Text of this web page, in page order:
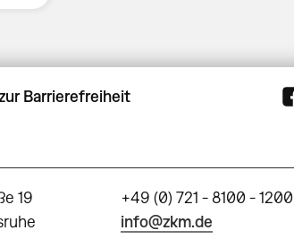
Barrierefreiheit
19
+49 (0) 721 - 8100 - 1200
info@zkm.de